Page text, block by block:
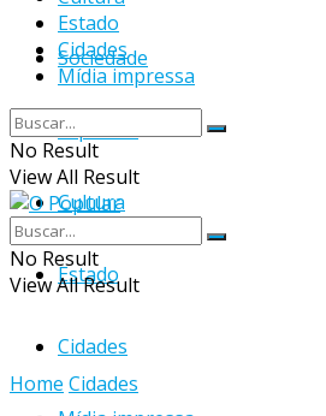
Sociedade
Esportes
Cultura
Estado
Cidades
Estado
Cidades
Mídia impressa
No Result
View All Result
No Result
View All Result
Home Cidades